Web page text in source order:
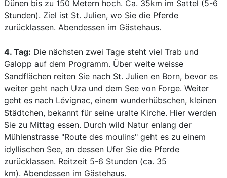
Dünen bis zu 150 Metern hoch. Ca. 35km im Sattel (5-6
Stunden). Ziel ist St. Julien, wo Sie die Pferde
zurücklassen. Abendessen im Gästehaus.
4. Tag: Die nächsten zwei Tage steht viel Trab und
Galopp auf dem Programm. Über weite weisse
Sandflächen reiten Sie nach St. Julien en Born, bevor es
weiter geht nach Uza und dem See von Forge. Weiter
geht es nach Lévignac, einem wunderhübschen, kleinen
Städtchen, bekannt für seine uralte Kirche. Hier werden
Sie zu Mittag essen. Durch wild Natur enlang der
Mühlenstrasse "Route des moulins" geht es zu einem
idyllischen See, an dessen Ufer Sie die Pferde
zurücklassen. Reitzeit 5-6 Stunden (ca. 35
km). Abendessen im Gästehaus.